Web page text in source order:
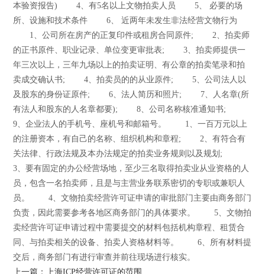
本验资报告) 4、有5名以上文物拍卖人员 5、 必要的场
所、设施和技术条件 6、 近两年未发生非法经营文物行为
1、公司所在房产的正复印件或租房合同原件; 2、拍卖师
的正书原件、职业记录、单位变更审批表; 3、拍卖师提供一
年三次以上，三年九场以上的拍卖证明、有公章的拍卖笔录和拍
卖成交确认书; 4、拍卖员的的从业原件; 5、公司法人以
及股东的身份证原件; 6、法人简历和照片; 7、人名章(所
有法人和股东的人名章都要); 8、公司名称核准通知书;
9、企业法人的手机号、座机号和邮箱号。 1、一百万元以上
的注册资本，有自己的名称、组织机构和章程; 2、有符合有
关法律、行政法规及本办法规定的拍卖业务规则以及规划;
3、要有固定的办公经营场地，至少三名取得拍卖业从业资格的人
员，包含一名拍卖师，且是与主营业务联系密切的专职或兼职人
员。 4、文物拍卖经营许可证申请的审批部门主要由商务部门
负责，因此需要参考各地区商务部门的具体要求。 5、文物拍
卖经营许可证申请过程中需要提交的材料包括机构章程、租赁合
同、与拍卖相关的设备、拍卖人资格材料等。 6、所有材料提
交后，商务部门有进行审查并前往现场进行核实。
上一篇：上海ICP经营许可证的范围